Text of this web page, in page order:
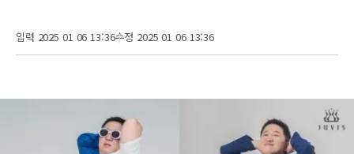
입력 2025 01 06 13:36수정 2025 01 06 13:36